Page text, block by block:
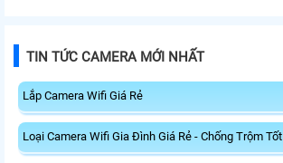
3.0 tốc độ cao hỗ trợ truyền tải dữ
liệu nhanh, kết hợp WPA3 tăng
TIN TỨC CAMERA MỚI NHẤT
Lắp Camera Wifi Giá Rẻ
Loại Camera Wifi Gia Đình Giá Rẻ - Chống Trộm Tốt